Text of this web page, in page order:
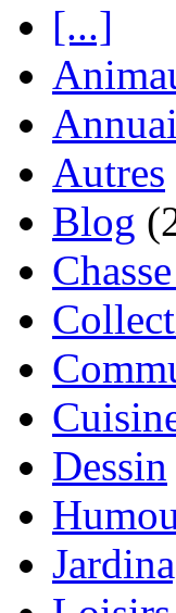
[...]
Autres
Blog
Dessin